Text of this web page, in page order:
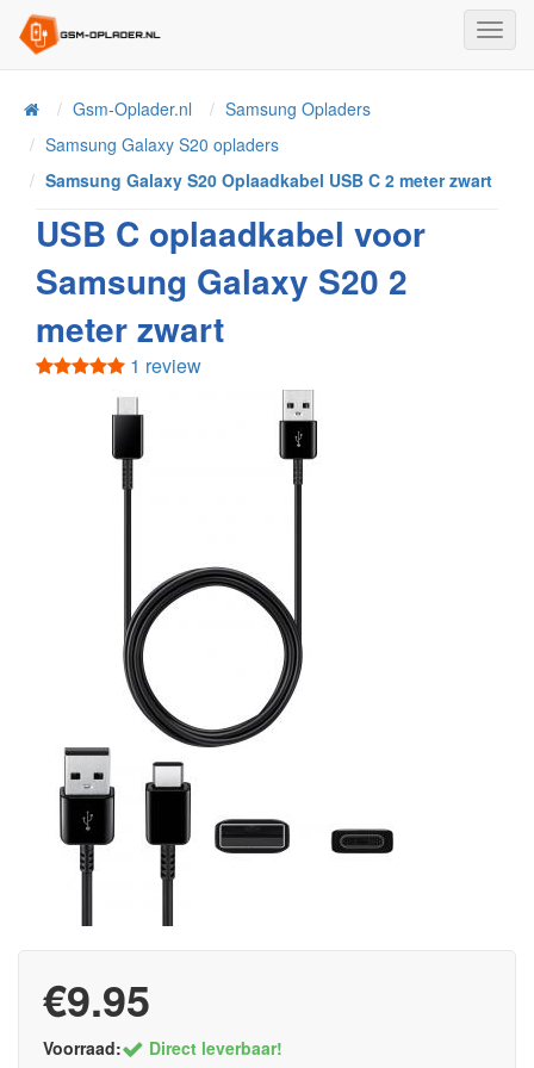
HomeGsm-Oplader.nl
Samsung Opladers
Samsung Galaxy S20 opladers
Samsung Galaxy S20 Oplaadkabel USB C 2 meter zwart
USB C oplaadkabel voor
Samsung Galaxy S20 2
meter zwart
1 review
€9.95
Voorraad: Direct leverbaar!